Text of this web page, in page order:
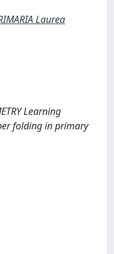
Laurea
Learning
folding in primary